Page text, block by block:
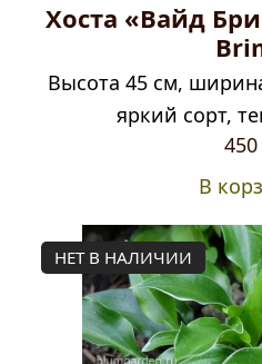
Хоста «Вайд
Высота 45 см,
яркий сорт,
450
В
НЕТ В НАЛИЧИИ